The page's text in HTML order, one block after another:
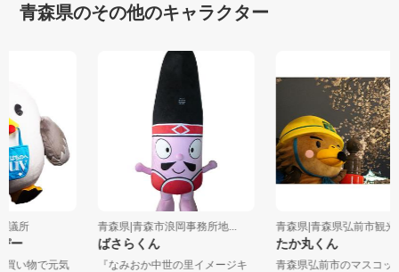
青森県のその他のキャラクター
議所
ー
買い物で元気
青森県|青森市浪岡事務所地...
ばさらくん
『なみおか中世の里イメージキ
青森県|青森県弘前市観
たか丸くん
青森県弘前市のマスコ